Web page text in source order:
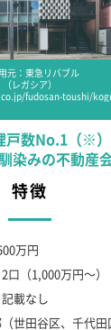
元：東急リバブル
（レガシア）
fudosan-toushi/
戸数No.1（※）
染みの不動産
特徴
万円
（1,000万円～）
載なし
世田谷区、千代田